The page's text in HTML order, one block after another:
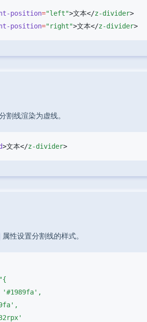
position="left">文本</z-divider
position="right">文本</z-divider
割线渲染为虚线。
>文本</z-divider
属性设置分割线的样式。